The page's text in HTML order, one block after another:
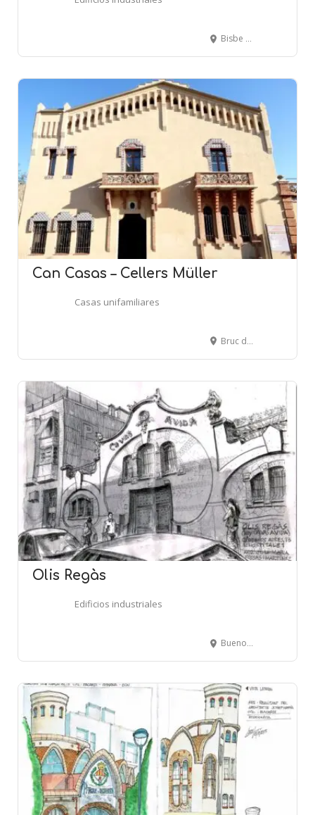
Bisbe Morgades, 15-17 - VIC
Can Casas – Cellers Müller
Casas unifamiliares
Bruc del Mig, 55 - EL BRUC
Olis Regàs
Edificios industriales
Buenos Aires, 13 - L'HOSPITALET DE LLOBREGAT